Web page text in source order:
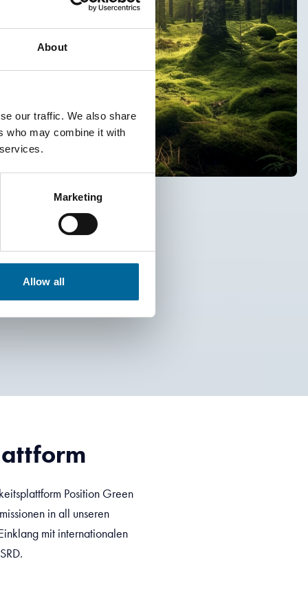
About
our traffic. We also share
who may combine it with
Marketing
Allow all
Position Green
in all unseren
mit internationalen